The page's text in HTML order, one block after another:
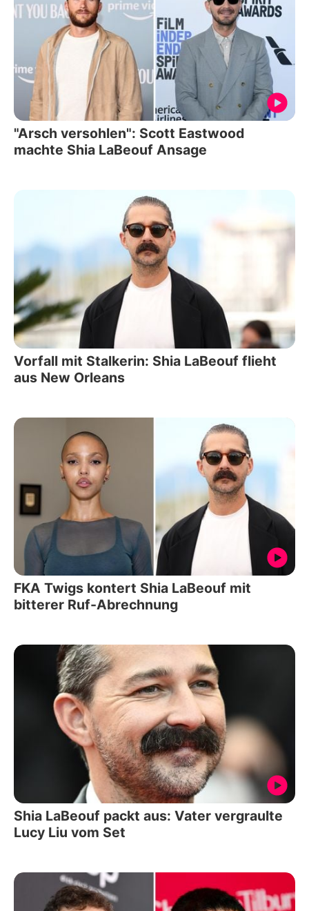
"Arsch versohlen": Scott Eastwood
machte Shia LaBeouf Ansage
Vorfall mit Stalkerin: Shia LaBeouf flieht
aus New Orleans
FKA Twigs kontert Shia LaBeouf mit
bitterer Ruf-Abrechnung
Shia LaBeouf packt aus: Vater vergraulte
Lucy Liu vom Set